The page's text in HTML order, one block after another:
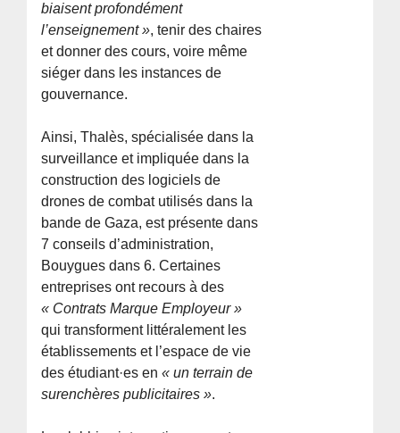
biaisent profondément
l’enseignement », tenir des chaires
et donner des cours, voire même
siéger dans les instances de
gouvernance.
Ainsi, Thalès, spécialisée dans la
surveillance et impliquée dans la
construction des logiciels de
drones de combat utilisés dans la
bande de Gaza, est présente dans
7 conseils d’administration,
Bouygues dans 6. Certaines
entreprises ont recours à des
« Contrats Marque Employeur »
qui transforment littéralement les
établissements et l’espace de vie
des étudiant·es en« un terrain de
surenchères publicitaires ».